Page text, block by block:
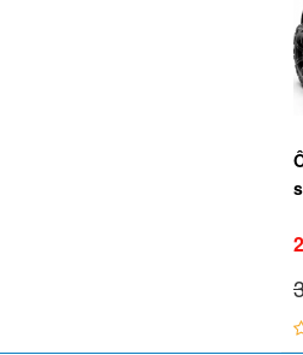
Trên bảng điều khiển của xe tích hợp